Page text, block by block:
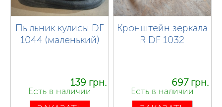
Пыльник кулисы DF
1044 (маленький)
139 грн.
Есть в наличии
Кронштейн зеркала
R DF 1032
697 грн.
Есть в наличии